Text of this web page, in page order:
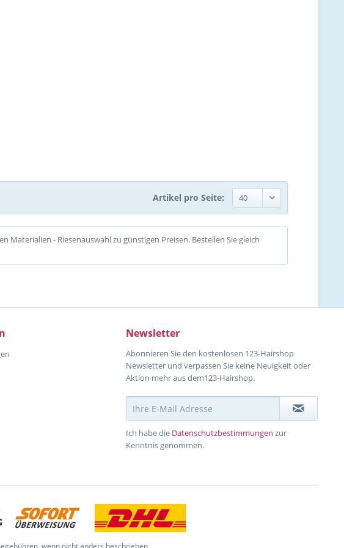
Artikel pro Seite:
- Riesenauswahl zu günstigen Preisen. Bestellen Sie gleich
Newsletter
Abonnieren Sie den kostenlosen 123-Hairshop
Newsletter und verpassen Sie keine Neuigkeit oder
Aktion mehr aus dem123-Hairshop.
Ich habe die Datenschutzbestimmungen zur
Kenntnis genommen.
wenn nicht anders beschrieben